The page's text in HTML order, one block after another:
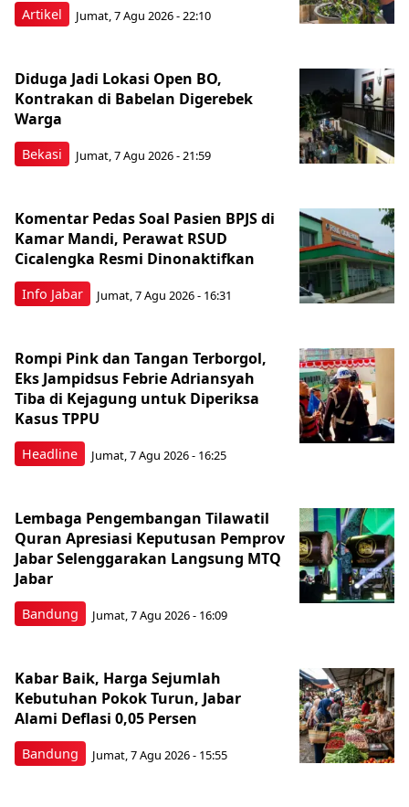
Artikel Jumat, 7 Agu 2026 - 22:10
Bekasi
Diduga Jadi Lokasi Open BO,
Kontrakan di Babelan Digerebek
Warga
Jumat, 7 Agu 2026 - 21:59
Info Jabar
Komentar Pedas Soal Pasien BPJS di
Kamar Mandi, Perawat RSUD
Cicalengka Resmi Dinonaktifkan
Jumat, 7 Agu 2026 - 16:31
Headline
Rompi Pink dan Tangan Terborgol,
Eks Jampidsus Febrie Adriansyah
Tiba di Kejagung untuk Diperiksa
Kasus TPPU
Jumat, 7 Agu 2026 - 16:25
Bandung
Lembaga Pengembangan Tilawatil
Quran Apresiasi Keputusan Pemprov
Jabar Selenggarakan Langsung MTQ
Jabar
Jumat, 7 Agu 2026 - 16:09
Bandung
Kabar Baik, Harga Sejumlah
Kebutuhan Pokok Turun, Jabar
Alami Deflasi 0,05 Persen
Jumat, 7 Agu 2026 - 15:55